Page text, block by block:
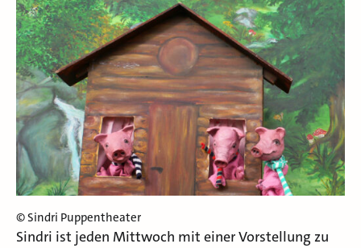
© Sindri Puppentheater
Sindri ist jeden Mittwoch mit einer Vorstellung zu